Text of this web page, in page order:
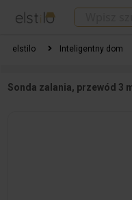
elstilo Inteligentny dom
Sonda zalania, przewód 3